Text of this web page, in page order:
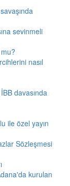
sevinmeli
nasıl
davasında
ile özel yayın
Sözleşmesi
kurulan